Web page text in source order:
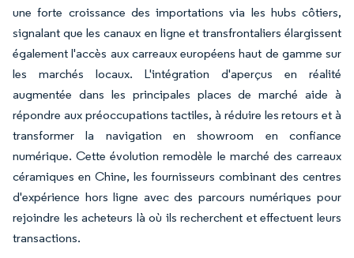
une forte croissance des importations via les hubs côtiers,
signalant que les canaux en ligne et transfrontaliers élargissent
également l'accès aux carreaux européens haut de gamme sur
les marchés locaux. L'intégration d'aperçus en réalité
augmentée dans les principales places de marché aide à
répondre aux préoccupations tactiles, à réduire les retours et à
transformer la navigation en showroom en confiance
numérique. Cette évolution remodèle le marché des carreaux
céramiques en Chine, les fournisseurs combinant des centres
d'expérience hors ligne avec des parcours numériques pour
rejoindre les acheteurs là où ils recherchent et effectuent leurs
transactions.